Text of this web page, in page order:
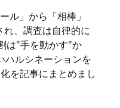
ル」から「相棒」
、調査は自律的に
は"手を動かす"か
ハルシネーションを
を記事にまとめまし